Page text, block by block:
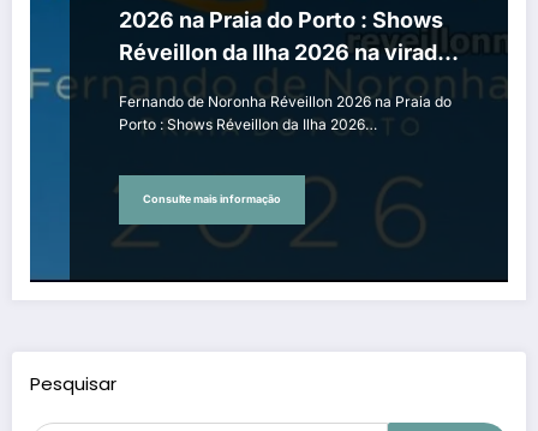
2026 na Praia do Porto : Shows
Réveillon da Ilha 2026 na virada
de ano
Fernando de Noronha Réveillon 2026 na Praia do
Porto : Shows Réveillon da Ilha 2026…
Consulte mais informação
Pesquisar